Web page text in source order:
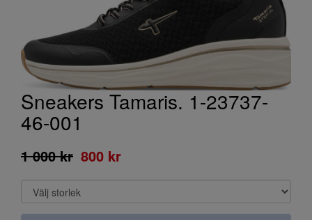
Sneakers Tamaris. 1-23737-
46-001
1 000 kr 800 kr